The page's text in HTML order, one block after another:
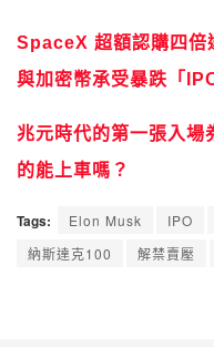
SpaceX 超額認購四倍
與加密幣承受暴跌「
兆元時代的第一張入
的能上車嗎？
Tags: Elon Musk IPO
納斯達克100
解禁賣壓